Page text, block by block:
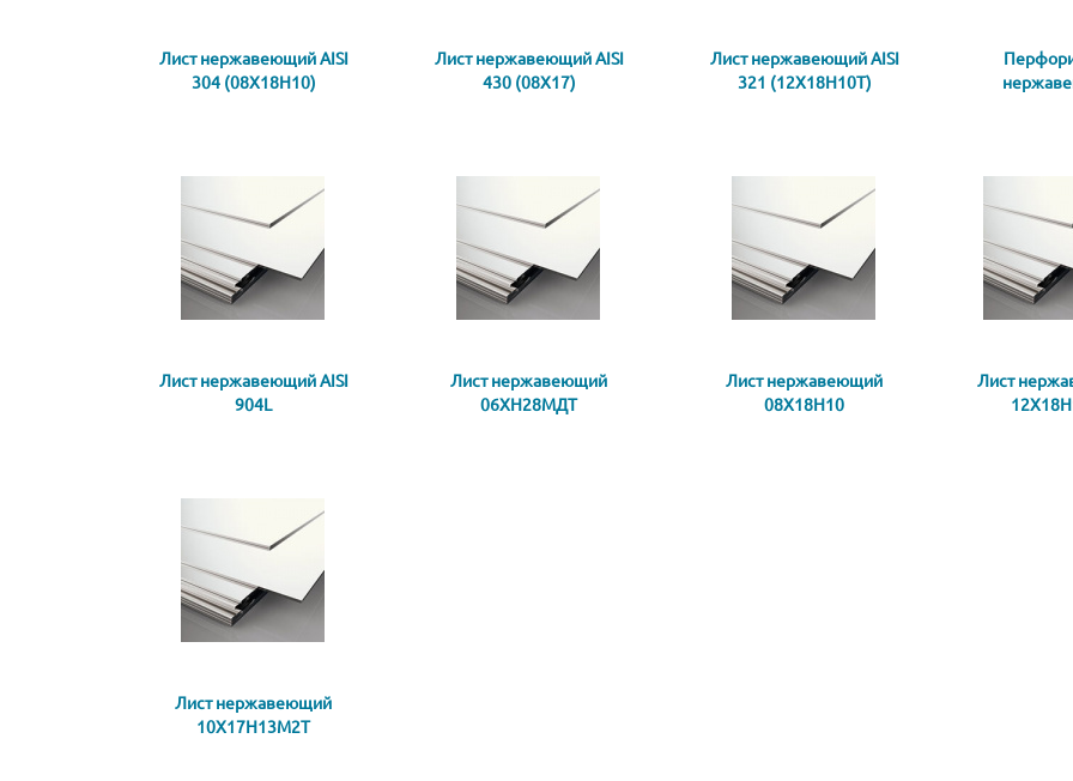
Лист нержавеющий AISI
304 (08X18H10)
Лист нержавеющий AISI
430 (08Х17)
Лист нержавеющий AISI
321 (12Х18Н10Т)
Лист нержавеющий AISI
904L
Лист нержавеющий
06ХН28МДТ
Лист нержавеющий
08Х18Н10
Лист
Лист нержавеющий
10Х17Н13М2Т